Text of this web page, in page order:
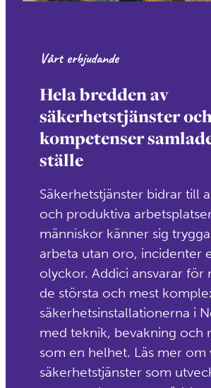
Vårt erbjudande
Hela bredden av
säkerhetstjänster
kompetenser
ställe
Säkerhetstjänster bidrar till
och produktiva
människor känner sig
arbeta utan oro, incidenter
olyckor. Addici ansvarar för
de största och mest
säkerhetsinstallationerna i
med teknik, bevakning och
som en helhet. Läs mer om
säkerhetstjänster som